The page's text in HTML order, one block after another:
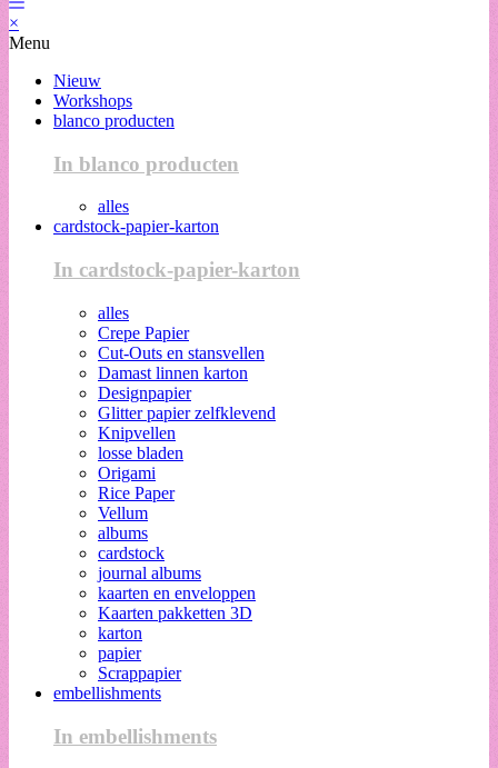
×
Menu
Nieuw
Workshops
blanco producten
In blanco producten
alles
cardstock-papier-karton
In cardstock-papier-karton
alles
Crepe Papier
Cut-Outs en stansvellen
Damast linnen karton
Designpapier
Glitter papier zelfklevend
Knipvellen
losse bladen
Origami
Rice Paper
Vellum
albums
cardstock
journal albums
kaarten en enveloppen
Kaarten pakketten 3D
karton
papier
Scrappapier
embellishments
In embellishments